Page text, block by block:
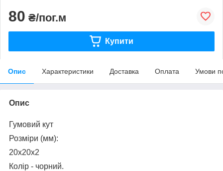
80 ₴/пог.м
Купити
Опис Характеристики Доставка Оплата Умови
Опис
Гумовий кут
Розміри (мм):
20х20х2
Колір - чорний.